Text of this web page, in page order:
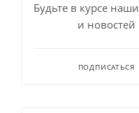
Будьте в курсе
и новостей
ПОДПИСАТЬСЯ